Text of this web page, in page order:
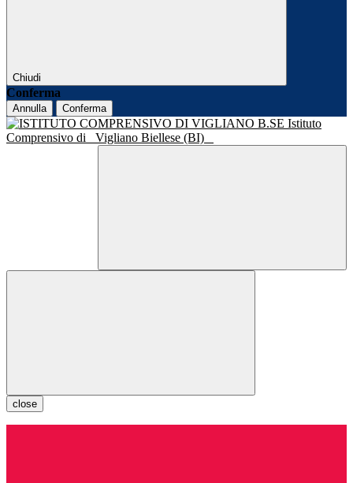
Chiudi
Conferma
Annulla Conferma
Istituto
Comprensivo di
Vigliano Biellese (BI)
close